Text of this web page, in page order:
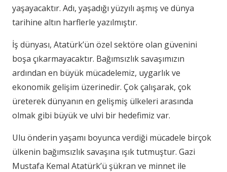
yaşayacaktır. Adı, yaşadığı yüzyılı aşmış ve dünya
tarihine altın harflerle yazılmıştır.
İş dünyası, Atatürk’ün özel sektöre olan güvenini
boşa çıkarmayacaktır. Bağımsızlık savaşımızın
ardından en büyük mücadelemiz, uygarlık ve
ekonomik gelişim üzerinedir. Çok çalışarak, çok
üreterek dünyanın en gelişmiş ülkeleri arasında
olmak gibi büyük ve ulvi bir hedefimiz var.
Ulu önderin yaşamı boyunca verdiği mücadele birçok
ülkenin bağımsızlık savaşına ışık tutmuştur. Gazi
Mustafa Kemal Atatürk’ü şükran ve minnet ile